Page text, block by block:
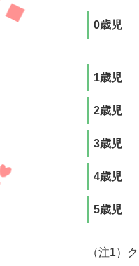
0歳児
1歳児
2歳児
3歳児
4歳児
5歳児
（注1）